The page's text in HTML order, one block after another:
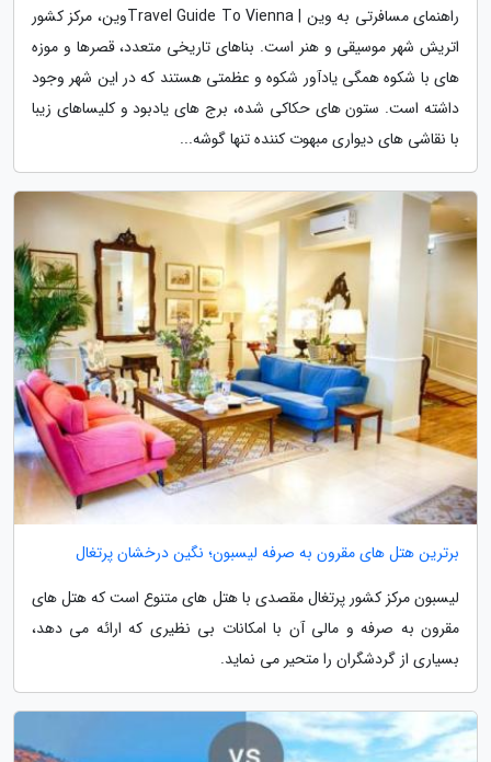
راهنمای مسافرتی به وین | Travel Guide To Viennaوین، مرکز کشور
اتریش شهر موسیقی و هنر است. بناهای تاریخی متعدد، قصرها و موزه
های با شکوه همگی یادآور شکوه و عظمتی هستند که در این شهر وجود
داشته است. ستون های حکاکی شده، برج های یادبود و کلیساهای زیبا
با نقاشی های دیواری مبهوت کننده تنها گوشه...
برترین هتل های مقرون به صرفه لیسبون؛ نگین درخشان پرتغال
لیسبون مرکز کشور پرتغال مقصدی با هتل های متنوع است که هتل های
مقرون به صرفه و مالی آن با امکانات بی نظیری که ارائه می دهد،
بسیاری از گردشگران را متحیر می نماید.